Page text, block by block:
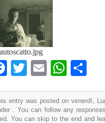
autoscatto.jpg
Facebook
Twitter
Email
entry was posted on venerdì,
. You can follow any
You can skip to the end and